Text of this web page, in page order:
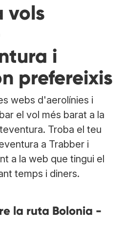
vols
i
prefereixis
webs d'aerolínies i
el vol més barat a la
Troba el teu
a Trabber i
a la web que tingui el
temps i diners.
la ruta Bolonia -